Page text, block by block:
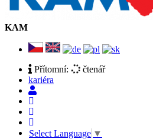
KAM
Přítomní:
čtenář
kariéra
Select Language ▼